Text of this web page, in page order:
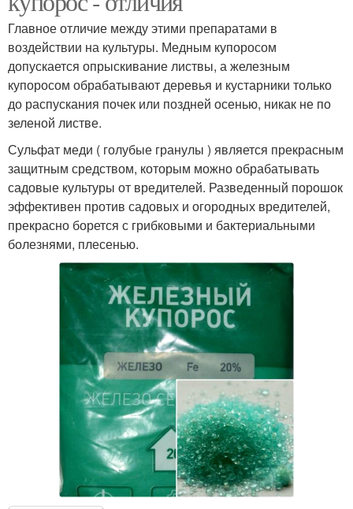
Главное отличие между этими препаратами в
воздействии на культуры. Медным купоросом
допускается опрыскивание листвы, а железным
купоросом обрабатывают деревья и кустарники только
до распускания почек или поздней осенью, никак не по
зеленой листве.
Сульфат меди ( голубые гранулы ) является прекрасным
защитным средством, которым можно обрабатывать
садовые культуры от вредителей. Разведенный порошок
эффективен против садовых и огородных вредителей,
прекрасно борется с грибковыми и бактериальными
болезнями, плесенью.